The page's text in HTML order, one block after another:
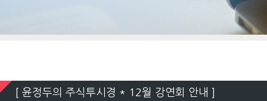
[ 윤정두의 주식투시경 * 12월 강연회 안내 ]